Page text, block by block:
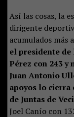
Así las cosas, la
dirigente
acumulados más
el presidente de
Pérez con 243
Juan Antonio
apoyos lo cierra
de Juntas de
Joel Canío con